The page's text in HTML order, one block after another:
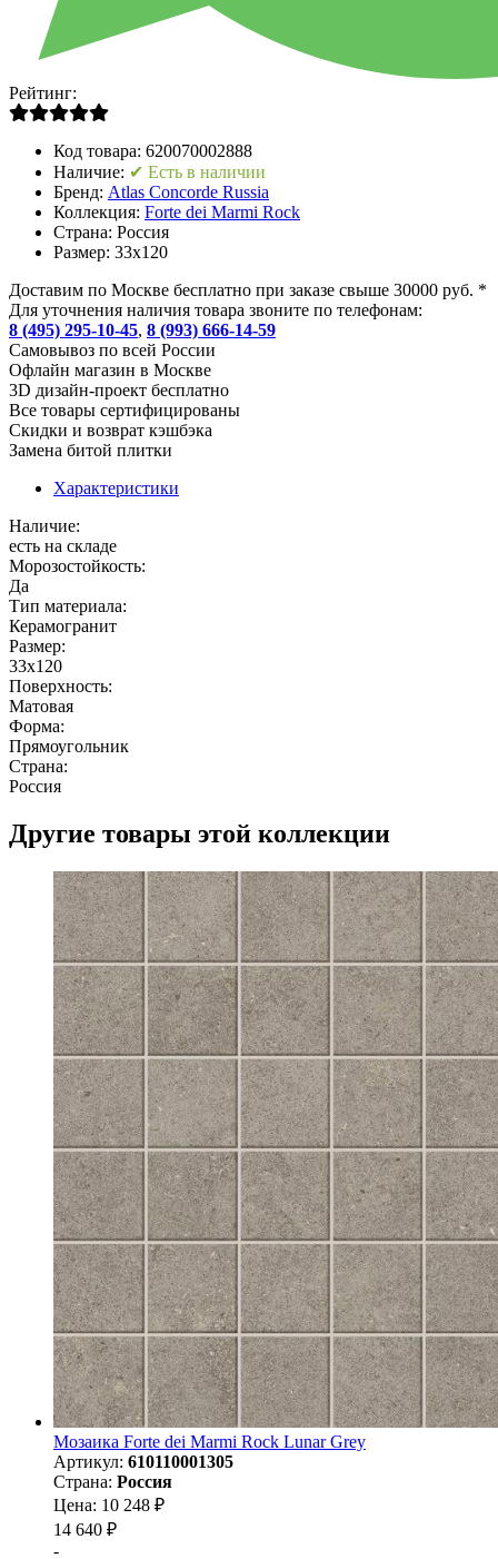
Рейтинг:
Код товара: 620070002888
Наличие: ✔ Есть в наличии
Бренд: Atlas Concorde Russia
Коллекция: Forte dei Marmi Rock
Страна: Россия
Размер: 33x120
Доставим по Москве бесплатно при заказе свыше 30000 руб. *
Для уточнения наличия товара звоните по телефонам:
8 (495) 295-10-45, 8 (993) 666-14-59
Cамовывоз по всей России
Офлайн магазин в Москве
3D дизайн-проект бесплатно
Все товары сертифицированы
Скидки и возврат кэшбэка
Замена битой плитки
Характеристики
Наличие:
есть на складе
Морозостойкость:
Да
Тип материала:
Керамогранит
Размер:
33x120
Поверхность:
Матовая
Форма:
Прямоугольник
Страна:
Россия
Другие товары этой коллекции
Мозаика Forte dei Marmi Rock Lunar Grey
Артикул: 610110001305
Страна: Россия
Цена: 10 248 ₽
14 640 ₽
-